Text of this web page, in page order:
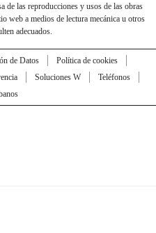
las reproducciones y usos de las obras
web a medios de lectura mecánica u otros
adecuados.
de Datos
Política de cookies
Soluciones W
Teléfonos